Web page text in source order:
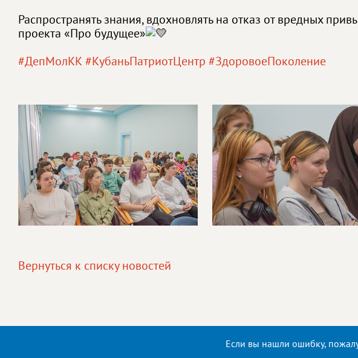
Распространять знания, вдохновлять на отказ от вредных
проекта «Про будущее»
#ДепМолКК#КубаньПатриотЦентр #ЗдоровоеПоколение
Вернуться к списку новостей
Если вы нашли ошибку,